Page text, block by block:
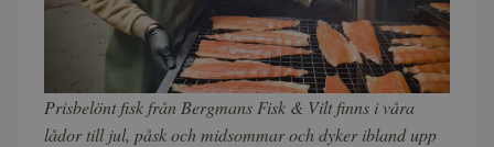
Prisbelönt fisk från Bergmans Fisk & Vilt finns i våra
lådor till jul, påsk och midsommar och dyker ibland upp